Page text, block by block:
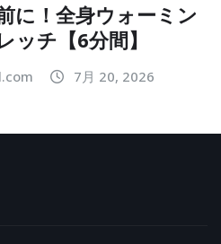
に！全身ウォーミン
ッチ【6分間】
7月 20, 2026